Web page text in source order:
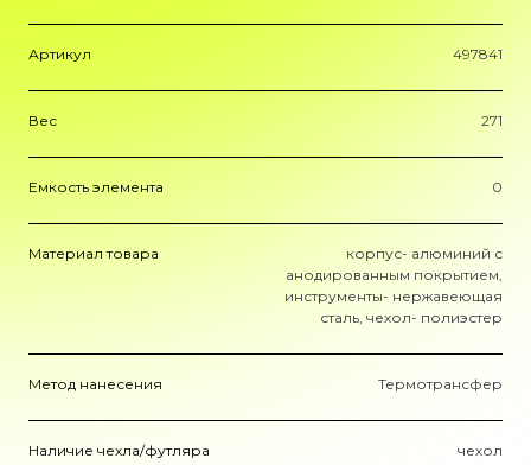
Артикул 497841
Вес 271
Емкость элемента 0
Материал товара
корпус- алюминий с
анодированным покрытием,
инструменты- нержавеющая
сталь, чехол- полиэстер
Метод нанесения Термотрансфер
Наличие чехла/футляра чехол